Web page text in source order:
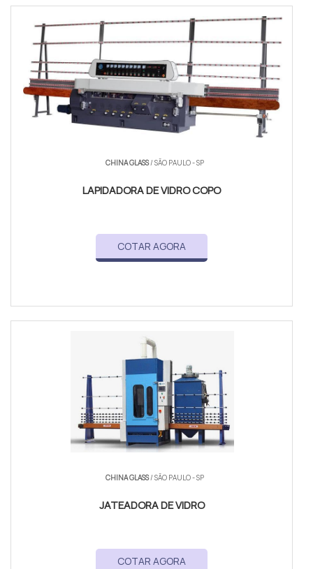
CHINA GLASS/ SÃO PAULO - SP
LAPIDADORA DE VIDRO COPO
COTAR AGORA
CHINA GLASS/ SÃO PAULO - SP
JATEADORA DE VIDRO
COTAR AGORA